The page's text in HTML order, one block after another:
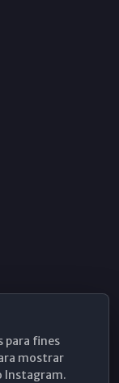
para fines
mostrar
Instagram.